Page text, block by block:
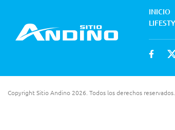
INICIO
Copyright Sitio Andino 2026. Todos los derechos reservados.